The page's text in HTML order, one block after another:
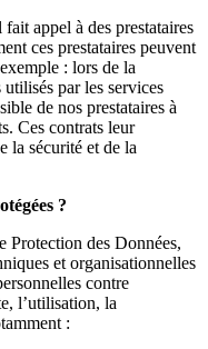
appel à des prestataires
ces prestataires peuvent
: lors de la
par les services
de nos prestataires à
Ces contrats leur
la sécurité et de la
?
Protection des Données,
et organisationnelles
contre
l’utilisation, la
: